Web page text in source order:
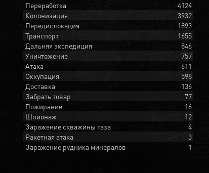
Переработка
4124
Колонизация
3932
Передислокация
1893
Транспорт
1655
Дальняя экспедиция
846
Уничтожение
757
Атака
611
Оккупация
598
Доставка
136
Забрать товар
77
Пожирание
16
Шпионаж
12
Заражение скважины газа
4
Ракетная атака
3
Заражение рудника минералов
1